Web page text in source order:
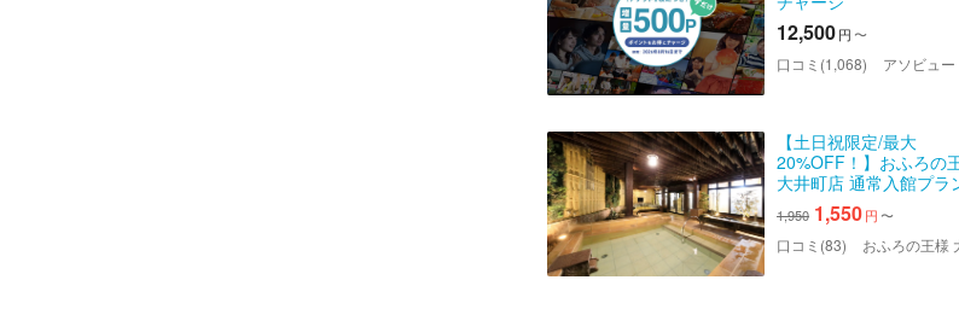
12,500円 〜
口コミ(1,068) アソビュー！ポイン
【土日祝限定/最大
20%OFF！】おふろの
大井町店 通常入館プラ
1,950 1,550円 〜
口コミ(83) おふろの王様 大井